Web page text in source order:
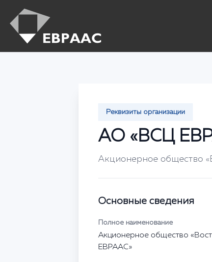
Реквизиты организации
АО «ВСЦ
Акционерное общество
Основные сведения
Полное наименование
Акционерное общество
ЕВРААС»